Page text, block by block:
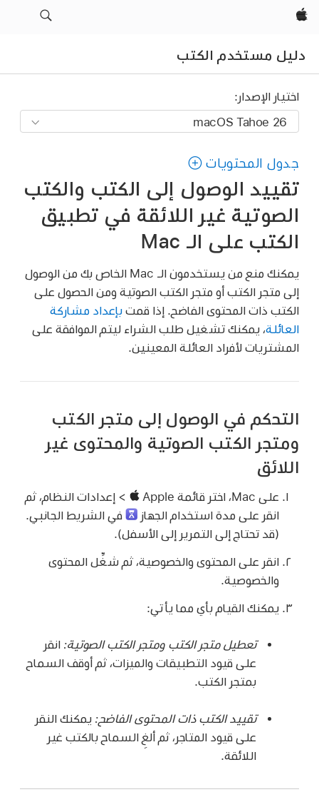
Apple‏
دليل مستخدم الكتب
اختيار الإصدار:
جدول المحتويات
تقييد الوصول إلى الكتب والكتب
الصوتية غير اللائقة في تطبيق
الكتب على الـ Mac
يمكنك منع من يستخدمون الـ Mac الخاص بك من الوصول
إلى متجر الكتب أو متجر الكتب الصوتية ومن الحصول على
الكتب ذات المحتوى الفاضح. إذا قمت بإعداد مشاركة
العائلة، يمكنك تشغيل طلب الشراء ليتم الموافقة على
المشتريات لأفراد العائلة المعينين.
التحكم في الوصول إلى متجر الكتب
ومتجر الكتب الصوتية والمحتوى غير
اللائق
على Mac، اختر قائمة Apple
> إعدادات النظام، ثم
انقر على مدة استخدام الجهاز
في الشريط الجانبي.
(قد تحتاج إلى التمرير إلى الأسفل).
انقر على المحتوى والخصوصية، ثم شغِّل المحتوى
والخصوصية.
يمكنك القيام بأي مما يأتي:
تعطيل متجر الكتب ومتجر الكتب الصوتية: انقر
على قيود التطبيقات والميزات، ثم أوقف السماح
بمتجر الكتب.
تقييد الكتب ذات المحتوى الفاضح: يمكنك النقر
على قيود المتاجر، ثم ألغِ السماح بالكتب غير
اللائقة.